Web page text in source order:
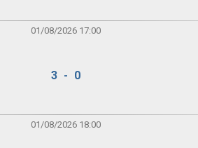
01/08/2026 17:00
3 - 0
01/08/2026 18:00